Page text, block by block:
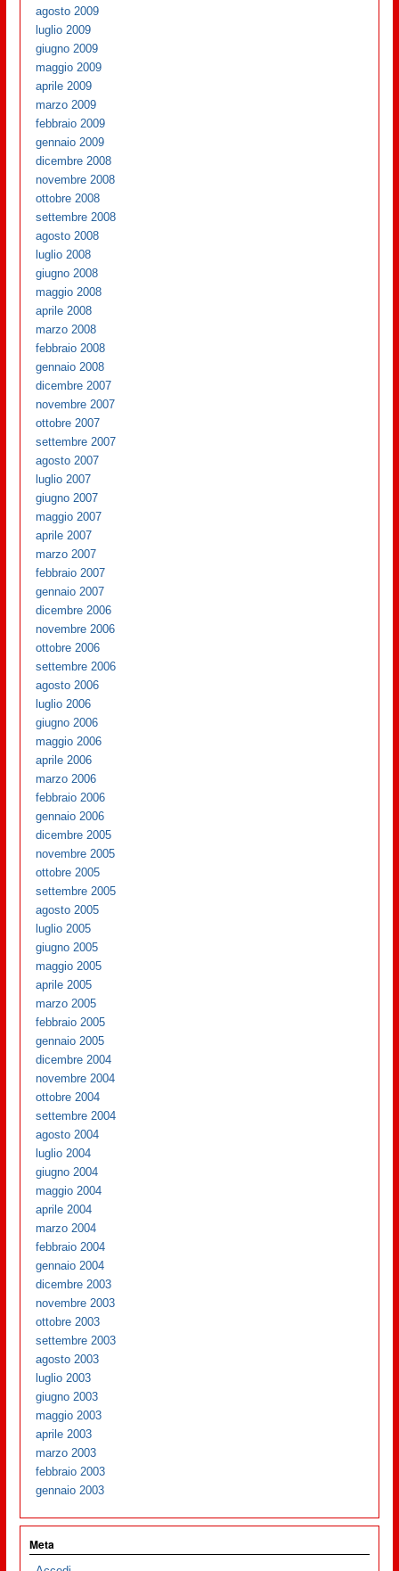
agosto 2009
luglio 2009
giugno 2009
maggio 2009
aprile 2009
marzo 2009
febbraio 2009
gennaio 2009
dicembre 2008
novembre 2008
ottobre 2008
settembre 2008
agosto 2008
luglio 2008
giugno 2008
maggio 2008
aprile 2008
marzo 2008
febbraio 2008
gennaio 2008
dicembre 2007
novembre 2007
ottobre 2007
settembre 2007
agosto 2007
luglio 2007
giugno 2007
maggio 2007
aprile 2007
marzo 2007
febbraio 2007
gennaio 2007
dicembre 2006
novembre 2006
ottobre 2006
settembre 2006
agosto 2006
luglio 2006
giugno 2006
maggio 2006
aprile 2006
marzo 2006
febbraio 2006
gennaio 2006
dicembre 2005
novembre 2005
ottobre 2005
settembre 2005
agosto 2005
luglio 2005
giugno 2005
maggio 2005
aprile 2005
marzo 2005
febbraio 2005
gennaio 2005
dicembre 2004
novembre 2004
ottobre 2004
settembre 2004
agosto 2004
luglio 2004
giugno 2004
maggio 2004
aprile 2004
marzo 2004
febbraio 2004
gennaio 2004
dicembre 2003
novembre 2003
ottobre 2003
settembre 2003
agosto 2003
luglio 2003
giugno 2003
maggio 2003
aprile 2003
marzo 2003
febbraio 2003
gennaio 2003
Meta